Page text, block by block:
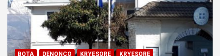
BOTA DENONCO KRYESORE KRYESORE